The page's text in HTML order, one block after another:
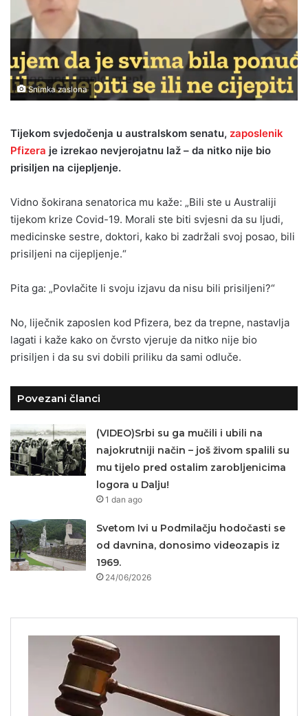
Snimka zaslona
Tijekom svjedočenja u australskom senatu, zaposlenik
Pfizera je izrekao nevjerojatnu laž – da nitko nije bio
prisiljen na cijepljenje.
Vidno šokirana senatorica mu kaže: „Bili ste u Australiji
tijekom krize Covid-19. Morali ste biti svjesni da su ljudi,
medicinske sestre, doktori, kako bi zadržali svoj posao, bili
prisiljeni na cijepljenje.“
Pita ga: „Povlačite li svoju izjavu da nisu bili prisiljeni?“
No, liječnik zaposlen kod Pfizera, bez da trepne, nastavlja
lagati i kaže kako on čvrsto vjeruje da nitko nije bio
prisiljen i da su svi dobili priliku da sami odluče.
Povezani članci
(VIDEO)Srbi su ga mučili i ubili na
najokrutniji način – još živom spalili su
mu tijelo pred ostalim zarobljenicima
logora u Dalju!
1 dan ago
Svetom Ivi u Podmilačju hodočasti se
od davnina, donosimo videozapis iz
1969.
24/06/2026